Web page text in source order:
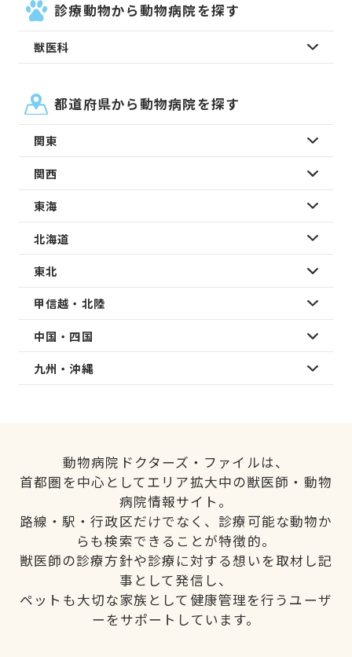
診療動物から動物病院を探す
獣医科
都道府県から動物病院を探す
関東
関西
東海
北海道
東北
甲信越・北陸
中国・四国
九州・沖縄
動物病院ドクターズ・ファイルは、
首都圏を中心としてエリア拡大中の獣医師・動物
病院情報サイト。
路線・駅・行政区だけでなく、診療可能な動物か
らも検索できることが特徴的。
獣医師の診療方針や診療に対する想いを取材し記
事として発信し、
ペットも大切な家族として健康管理を行うユーザ
ーをサポートしています。